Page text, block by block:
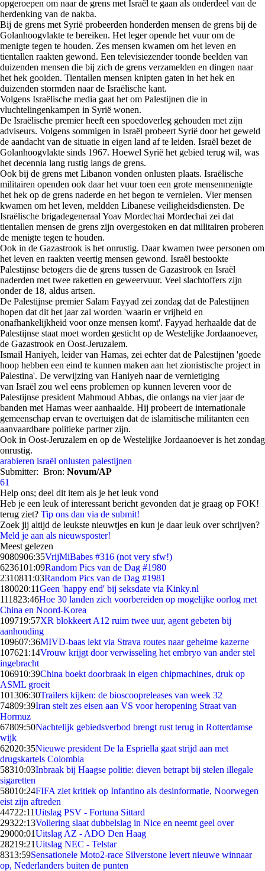
opgeroepen om naar de grens met Israël te gaan als onderdeel van de
herdenking van de nakba.
Bij de grens met Syrië probeerden honderden mensen de grens bij de
Golanhoogvlakte te bereiken. Het leger opende het vuur om de
menigte tegen te houden. Zes mensen kwamen om het leven en
tientallen raakten gewond. Een televisiezender toonde beelden van
duizenden mensen die bij zich de grens verzamelden en dingen naar
het hek gooiden. Tientallen mensen knipten gaten in het hek en
duizenden stormden naar de Israëlische kant.
Volgens Israëlische media gaat het om Palestijnen die in
vluchtelingenkampen in Syrië wonen.
De Israëlische premier heeft een spoedoverleg gehouden met zijn
adviseurs. Volgens sommigen in Israël probeert Syrië door het geweld
de aandacht van de situatie in eigen land af te leiden. Israël bezet de
Golanhoogvlakte sinds 1967. Hoewel Syrië het gebied terug wil, was
het decennia lang rustig langs de grens.
Ook bij de grens met Libanon vonden onlusten plaats. Israëlische
militairen openden ook daar het vuur toen een grote mensenmenigte
het hek op de grens naderde en het begon te vernielen. Vier mensen
kwamen om het leven, meldden Libanese veiligheidsdiensten. De
Israëlische brigadegeneraal Yoav Mordechai Mordechai zei dat
tientallen mensen de grens zijn overgestoken en dat militairen proberen
de menigte tegen te houden.
Ook in de Gazastrook is het onrustig. Daar kwamen twee personen om
het leven en raakten veertig mensen gewond. Israël bestookte
Palestijnse betogers die de grens tussen de Gazastrook en Israël
naderden met twee raketten en geweervuur. Veel slachtoffers zijn
onder de 18, aldus artsen.
De Palestijnse premier Salam Fayyad zei zondag dat de Palestijnen
hopen dat dit het jaar zal worden 'waarin er vrijheid en
onafhankelijkheid voor onze mensen komt'. Fayyad herhaalde dat de
Palestijnse staat moet worden gesticht op de Westelijke Jordaanoever,
de Gazastrook en Oost-Jeruzalem.
Ismail Haniyeh, leider van Hamas, zei echter dat de Palestijnen 'goede
hoop hebben een eind te kunnen maken aan het zionistische project in
Palestina'. De verwijzing van Haniyeh naar de vernietiging
van Israël zou wel eens problemen op kunnen leveren voor de
Palestijnse president Mahmoud Abbas, die onlangs na vier jaar de
banden met Hamas weer aanhaalde. Hij probeert de internationale
gemeenschap ervan te overtuigen dat de islamitische militanten een
aanvaardbare politieke partner zijn.
Ook in Oost-Jeruzalem en op de Westelijke Jordaanoever is het zondag
onrustig.
arabieren israël onlusten palestijnen
Submitter: Bron: Novum/AP
61
Help ons; deel dit item als je het leuk vond
Heb je een leuk of interessant bericht gevonden dat je graag op FOK!
terug ziet? Tip ons dan via de submit!
Zoek jij altijd de leukste nieuwtjes en kun je daar leuk over schrijven?
Meld je aan als nieuwsposter!
Meest gelezen
9080906:35VrijMiBabes #316 (not very sfw!)
6236101:09Random Pics van de Dag #1980
2310811:03Random Pics van de Dag #1981
180020:11Geen 'happy end' bij seksdate via Kinky.nl
111823:46Hoe 30 landen zich voorbereiden op mogelijke oorlog met
China en Noord-Korea
109719:57XR blokkeert A12 ruim twee uur, agent gebeten bij
aanhouding
109607:36MIVD-baas lekt via Strava routes naar geheime kazerne
107621:14Vrouw krijgt door verwisseling het embryo van ander stel
ingebracht
106910:39China boekt doorbraak in eigen chipmachines, druk op
ASML groeit
101306:30Trailers kijken: de bioscoopreleases van week 32
74809:39Iran stelt zes eisen aan VS voor heropening Straat van
Hormuz
67809:50Nachtelijk gebiedsverbod brengt rust terug in Rotterdamse
wijk
62020:35Nieuwe president De la Espriella gaat strijd aan met
drugskartels Colombia
58310:03Inbraak bij Haagse politie: dieven betrapt bij stelen illegale
sigaretten
58010:24FIFA ziet kritiek op Infantino als desinformatie, Noorwegen
eist zijn aftreden
44722:11Uitslag PSV - Fortuna Sittard
29322:13Vollering slaat dubbelslag in Nice en neemt geel over
29000:01Uitslag AZ - ADO Den Haag
28219:21Uitslag NEC - Telstar
8313:59Sensationele Moto2-race Silverstone levert nieuwe winnaar
op, Nederlanders buiten de punten